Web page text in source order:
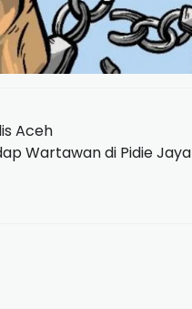
Aceh
Wartawan di Pidie Jaya